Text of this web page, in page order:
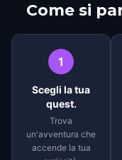
Come si
1
Scegli la tua
quest.
Trova
un'avventura che
accende la tua